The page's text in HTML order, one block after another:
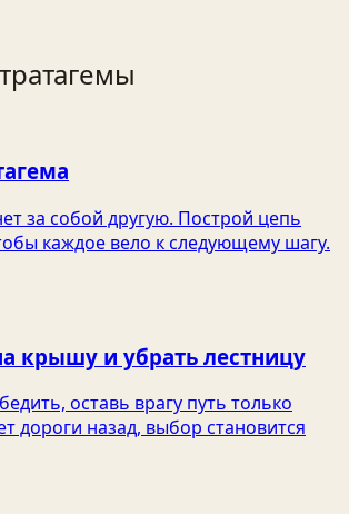
за собой другую. Построй цепь
каждое вело к следующему шагу.
крышу и убрать лестницу
оставь врагу путь только
дороги назад, выбор становится